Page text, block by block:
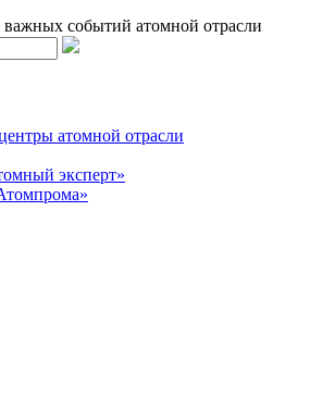
важных событий атомной отрасли
атомной отрасли
эксперт»